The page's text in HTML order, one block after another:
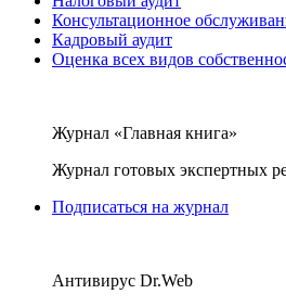
Консультационное
Кадровый аудит
Оценка всех видов
Журнал «Главная книга»
Журнал готовых экспертных
Подписаться на журнал
Антивирус Dr.Web